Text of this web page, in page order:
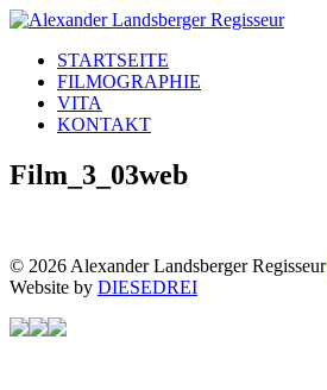
STARTSEITE
FILMOGRAPHIE
VITA
KONTAKT
Film_3_03web
© 2026 Alexander Landsberger Regisseur
Website by DIESEDREI